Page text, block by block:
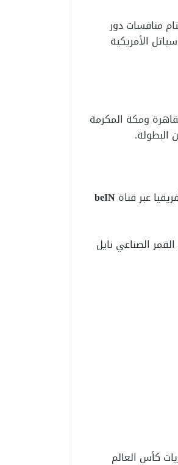
منافسات دور
سياتل الأمريكية
صباح السبت 27 يونيو 2026 بتوقيت القاهرة ومكة المكرمة
البطولة.
عبر قناةbeIN
الصناعي نايل
كأس العالم